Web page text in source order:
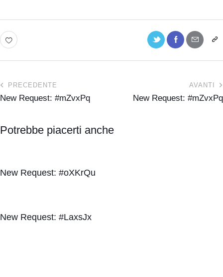
PRECEDENTE
New Request: #mZvxPq
AVANTI
New Request: #mZvxPq
Potrebbe piacerti anche
New Request: #oXKrQu
New Request: #LaxsJx